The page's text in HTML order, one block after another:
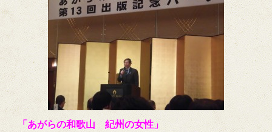
「あがらの和歌山 紀州の女性」